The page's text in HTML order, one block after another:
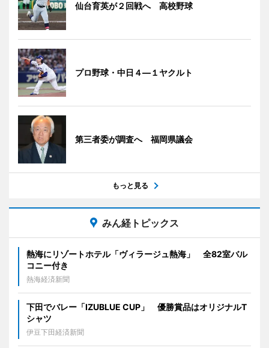
仙台育英が２回戦へ 高校野球
プロ野球・中日４―１ヤクルト
第三者委が調査へ 福岡県議会
もっと見る
みん経トピックス
熱海にリゾートホテル「ヴィラージュ熱海」 全82室バル
コニー付き
熱海経済新聞
下田でバレー「IZUBLUE CUP」 優勝賞品はオリジナルT
シャツ
伊豆下田経済新聞